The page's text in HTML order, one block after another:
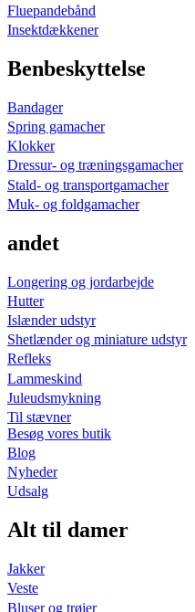
Fluepandebånd
Insektdækkener
Benbeskyttelse
Bandager
Spring gamacher
Klokker
Dressur- og træningsgamacher
Stald- og transportgamacher
Muk- og foldgamacher
andet
Longering og jordarbejde
Hutter
Islænder udstyr
Shetlænder og miniature udstyr
Refleks
Lammeskind
Juleudsmykning
Til stævner
Besøg vores butik
Blog
Nyheder
Udsalg
Alt til damer
Jakker
Veste
Bluser og trøjer